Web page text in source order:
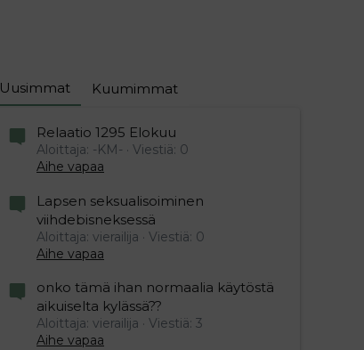
Uusimmat Kuumimmat
Relaatio 1295 Elokuu
Aloittaja: -KM-
Viestiä: 0
Aihe vapaa
Lapsen seksualisoiminen
viihdebisneksessä
Aloittaja: vierailija
Viestiä: 0
Aihe vapaa
onko tämä ihan normaalia käytöstä
aikuiselta kylässä??
Aloittaja: vierailija
Viestiä: 3
Aihe vapaa